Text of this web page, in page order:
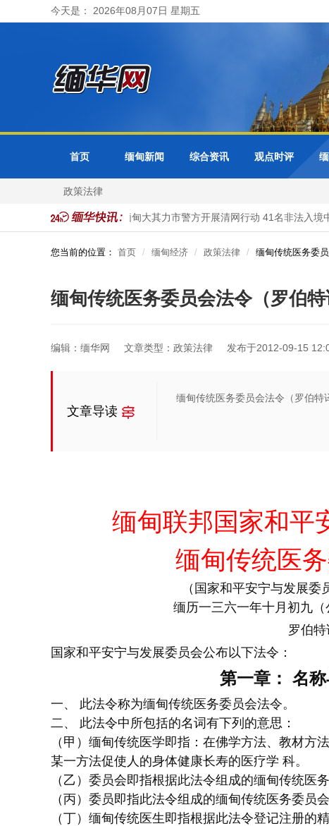
今天是： 2026年08月07日 星期五
首页 缅甸新闻 综合资讯 观点时评
政策法律
各省邦分局受理 缅甸大其力市警方开展清网行动 41名非法入境中
您当前的位置： 首页 缅甸经济 政策法律 缅甸传统医务委
缅甸传统医务委员会法令（罗伯特
编辑：缅华网 文章类型：政策法律 发布于2012-09-15
文章导读
缅甸传统医务委员会法令（罗伯特
缅甸联邦国家和平
缅甸传统医
（国家和平安宁与发展委
缅历一三六一年十月初九（
罗伯特
国家和平安宁与发展委员会公布以下法令：
第一章： 名
一、 此法令称为缅甸传统医务委员会法令。
二、 此法令中所包括的名词有下列的意思：
（甲）缅甸传统医学即指：在佛学方法、教材方
某一方法促使人的身体健康长寿的医疗学 科。
（乙）委员会即指根据此法令组成的缅甸传统医务
（丙）委员即指此法令组成的缅甸传统医务委员会
（丁）缅甸传统医生即指根据此法令登记注册的